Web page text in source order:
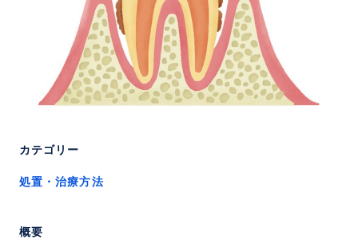
カテゴリー
処置・治療方法
概要